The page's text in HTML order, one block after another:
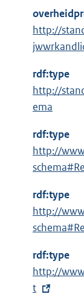
http://
rdf:type
http://
ema
rdf:type
E
x
e
r
n
l
i
http://
rdf:type
E
x
e
r
n
http://
rdf:type
E
x
http://
t